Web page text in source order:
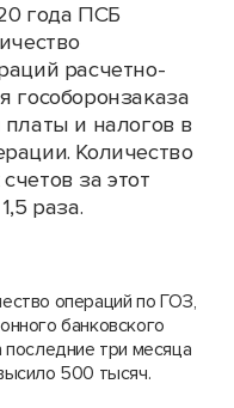
года ПСБ
расчетно-
гособоронзаказа
и налогов в
Количество
за этот
раза.
операций по ГОЗ,
банковского
три месяца
500 тысяч.